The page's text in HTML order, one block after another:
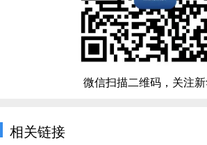
微信扫描二维码，关注
相关链接